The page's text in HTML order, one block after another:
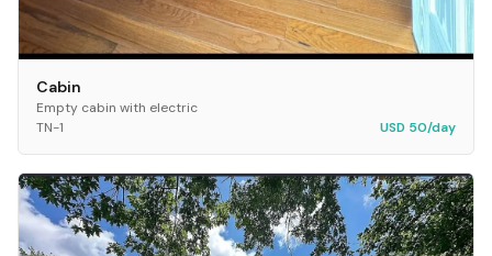
Cabin
Empty cabin with electric
TN-1
USD 50/day